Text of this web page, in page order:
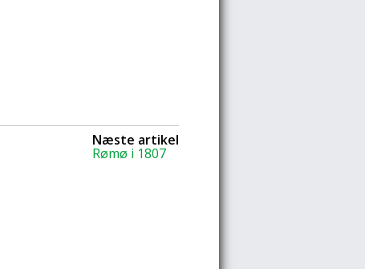
Næste artikel
Rømø i 1807